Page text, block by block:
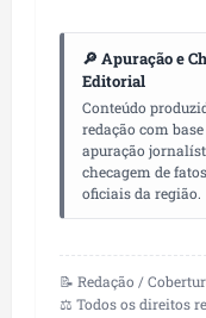
🔎 Apuração e
Editorial
Conteúdo
redação com
apuração
checagem de
oficiais da região.
📝 Redação /
⚖️ Todos os direitos